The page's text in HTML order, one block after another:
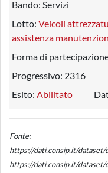
Bando: Servizi
Lotto: Veicoli
assistenza
Forma di
Progressivo: 2316
Esito: Abilitato
Fonte:
https://dati.consip.it/
https://dati.consip.it/dataset/